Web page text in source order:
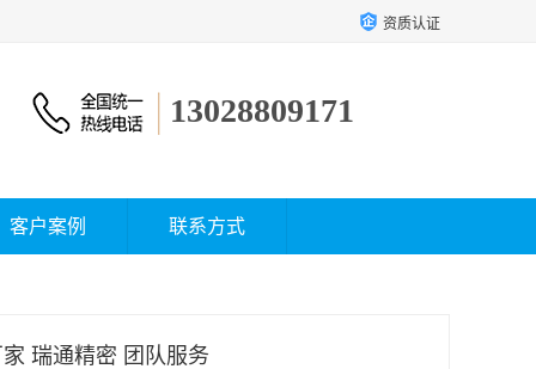
资质认证
13028809171
客户案例 联系方式
瑞通精密 团队服务